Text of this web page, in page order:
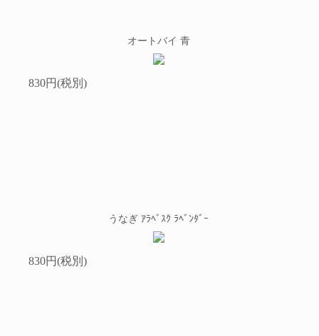
オートバイ 青
830円(税別)
うなぎ ｱﾗﾍﾞｽｸ ﾗﾍﾞﾝﾀﾞｰ
830円(税別)